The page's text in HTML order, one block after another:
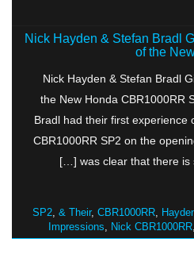
Nick Hayden & Stefan
of the
Nick Hayden & Stefan
the New Honda
Bradl had their first
CBR1000RR SP2 on the
was clear that there
,& Their,CBR1000RR,
Impressions,Nick